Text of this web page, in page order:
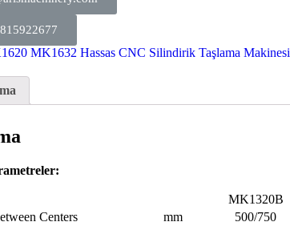
MK1632 Hassas CNC Silindirik Taşlama Makinesi
MK1320B
Centers
mm 500/750